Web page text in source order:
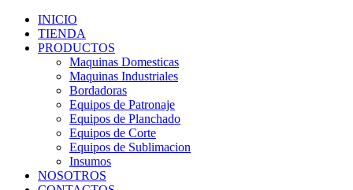
INICIO
TIENDA
PRODUCTOS
Maquinas Domesticas
Maquinas Industriales
Bordadoras
Equipos de Patronaje
Equipos de Planchado
Equipos de Corte
Equipos de Sublimacion
Insumos
NOSOTROS